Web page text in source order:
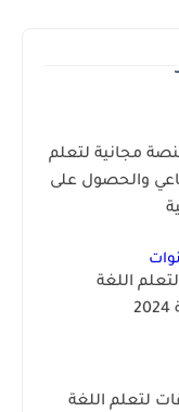
مجانية لتعلم
والحصول على
اللغة
لتعلم اللغة